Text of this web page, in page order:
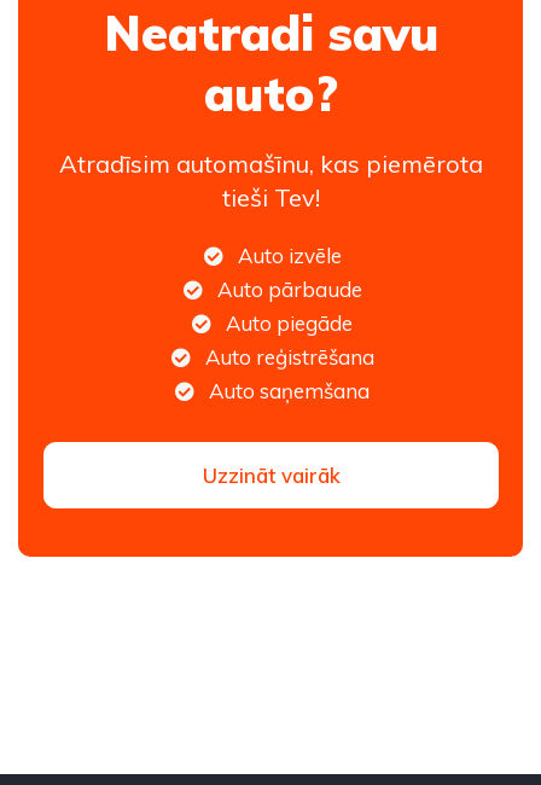
Neatradi savu
auto?
Atradīsim automašīnu, kas piemērota
tieši Tev!
Auto izvēle
Auto pārbaude
Auto piegāde
Auto reģistrēšana
Auto saņemšana
Uzzināt vairāk